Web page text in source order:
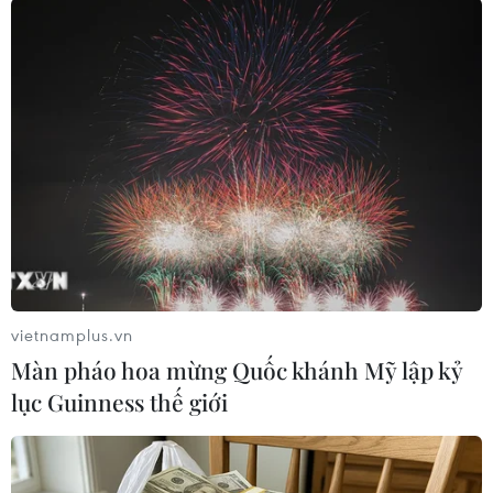
Vừa ăn vừa xem các thiết bị điện
tử có thể làm trẻ xao lãng và não
chúng không nhận được “tín hiệu
báo no,” do đó chúng sẽ ăn nhiều
hơn so với nhu cầu, dẫn đến tăng
cân mất kiểm soát, gây ra béo
(TTXVN/Vietnam+)
vietnamplus.vn
Màn pháo hoa mừng Quốc khánh Mỹ lập kỷ
lục Guinness thế giới